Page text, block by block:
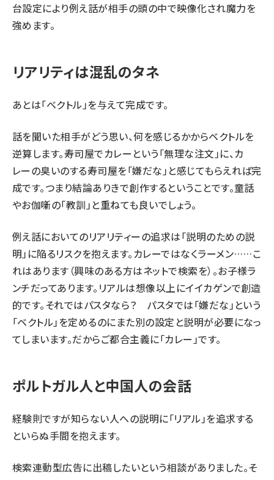
台設定により例え話が相手の頭の中で映像化され魔力を
強めます。
リアリティは混乱のタネ
あとは「ベクトル」を与えて完成です。
話を聞いた相手がどう思い、何を感じるかからベクトルを
逆算します。寿司屋でカレーという「無理な注文」に、カ
レーの臭いのする寿司屋を「嫌だな」と感じてもらえれば完
成です。つまり結論ありきで創作するということです。童話
やお伽噺の「教訓」と重ねても良いでしょう。
例え話においてのリアリティーの追求は「説明のための説
明」に陥るリスクを抱えます。カレーではなくラーメン……こ
れはあります（興味のある方はネットで検索を）。お子様ラ
ンチだってあります。リアルは想像以上にイイカゲンで創造
的です。それではパスタなら？ パスタでは「嫌だな」という
「ベクトル」を定めるのにまた別の設定と説明が必要になっ
てしまいます。だからご都合主義に「カレー」です。
ポルトガル人と中国人の会話
経験則ですが知らない人への説明に「リアル」を追求する
といらぬ手間を抱えます。
検索連動型広告に出稿したいという相談がありました。そ